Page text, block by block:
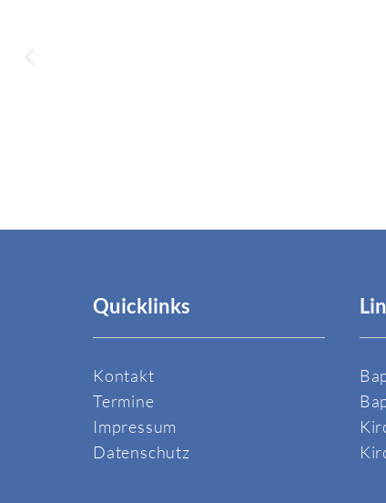
Quicklinks
Kontakt
Termine
Impressum
Datenschutz